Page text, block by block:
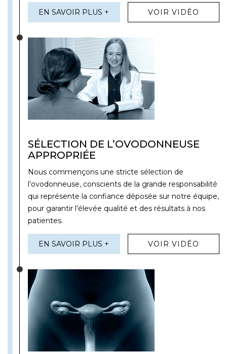
EN SAVOIR PLUS + VOIR VIDÉO
SÉLECTION DE L’OVODONNEUSE
APPROPRIÉE
Nous commençons une stricte sélection de
l’ovodonneuse, conscients de la grande responsabilité
qui représente la confiance déposée sur notre équipe,
pour garantir l’élevée qualité et des résultats à nos
patientes.
EN SAVOIR PLUS + VOIR VIDÉO